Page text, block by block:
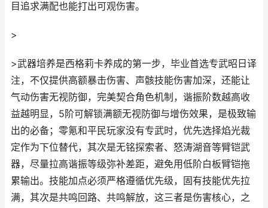
目追求满配也能打出可观伤害。
>
>武器培养是西格莉卡养成的第一步，毕业首选专武昭日译
注，不仅提供高额暴击伤害、声骸技能伤害加深，还能让
气动伤害无视防御，完美契合角色机制，谐振阶数越高收
益越明显，5阶可解锁满额无视防御与增伤效果，是极致输
出的必备；零氪和平民玩家没有专武时，优先选择焰光裁
定作为下位替代，其次是无铭探索者、怒涛湖音等臂铠武
器，尽量拉高谐振等级弥补差距，避免用低阶白板臂铠拖
累输出。技能加点必须严格遵循优先级，固有技能优先拉
满，其次是共鸣回路、共鸣解放，这三者是伤害核心，之